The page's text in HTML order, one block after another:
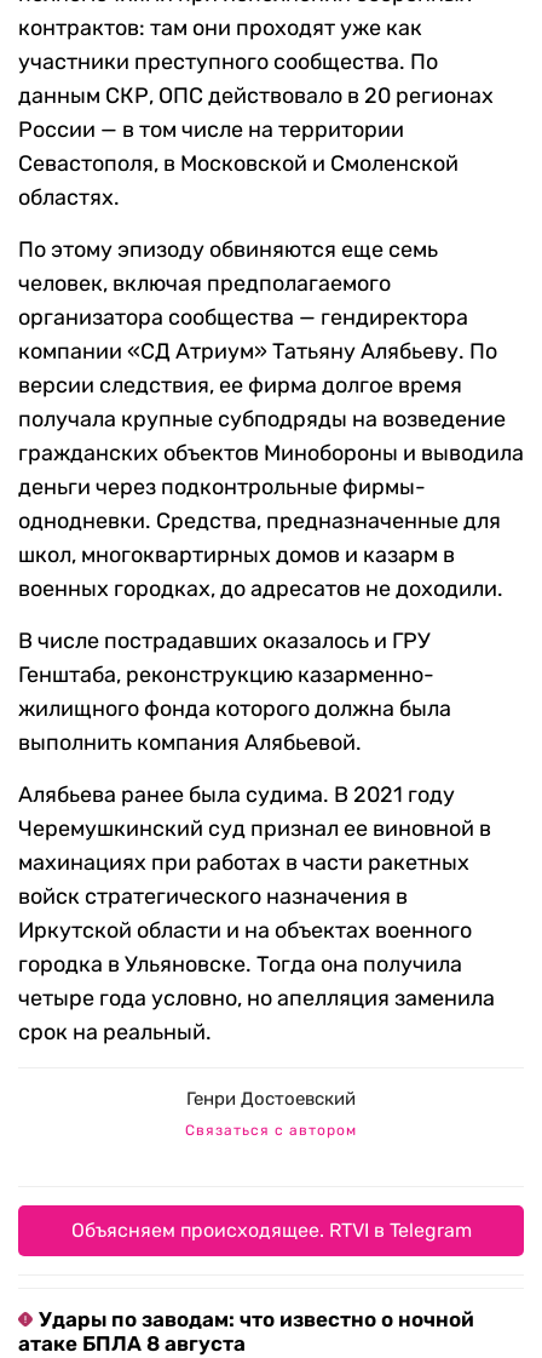
контрактов: там они проходят уже как
участники преступного сообщества. По
данным СКР, ОПС действовало в 20 регионах
России — в том числе на территории
Севастополя, в Московской и Смоленской
областях.
По этому эпизоду обвиняются еще семь
человек, включая предполагаемого
организатора сообщества — гендиректора
компании «СД Атриум» Татьяну Алябьеву. По
версии следствия, ее фирма долгое время
получала крупные субподряды на возведение
гражданских объектов Минобороны и выводила
деньги через подконтрольные фирмы-
однодневки. Средства, предназначенные для
школ, многоквартирных домов и казарм в
военных городках, до адресатов не доходили.
В числе пострадавших оказалось и ГРУ
Генштаба, реконструкцию казарменно-
жилищного фонда которого должна была
выполнить компания Алябьевой.
Алябьева ранее была судима. В 2021 году
Черемушкинский суд признал ее виновной в
махинациях при работах в части ракетных
войск стратегического назначения в
Иркутской области и на объектах военного
городка в Ульяновске. Тогда она получила
четыре года условно, но апелляция заменила
срок на реальный.
Генри Достоевский
Связаться с автором
Объясняем происходящее. RTVI в Telegram
Удары по заводам: что известно о ночной
атаке БПЛА 8 августа